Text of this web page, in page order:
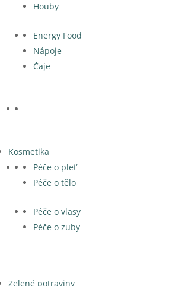
Houby
Energy Food
Nápoje
Čaje
Kosmetika
Péče o pleť
Péče o tělo
Péče o vlasy
Péče o zuby
Zelené potraviny